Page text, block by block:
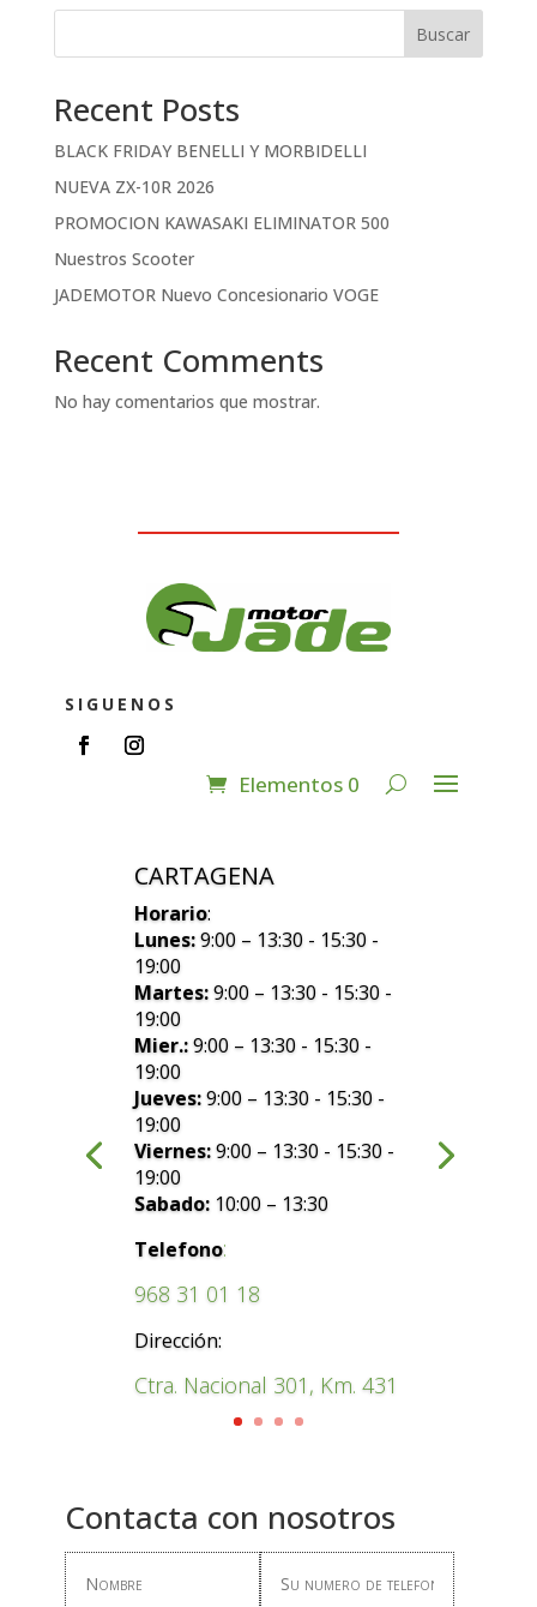
Buscar
Recent Posts
BLACK FRIDAY BENELLI Y MORBIDELLI
NUEVA ZX-10R 2026
PROMOCION KAWASAKI ELIMINATOR 500
Nuestros Scooter
JADEMOTOR Nuevo Concesionario VOGE
Recent Comments
No hay comentarios que mostrar.
SIGUENOS
Elementos 0
CARTAGENA
Horario:
Lunes:9:00 – 13:30 - 15:30 -
19:00
Martes:9:00 – 13:30 - 15:30 -
19:00
Mier.:9:00 – 13:30 - 15:30 -
19:00
Jueves:9:00 – 13:30 - 15:30 -
19:00
Viernes:9:00 – 13:30 - 15:30 -
19:00
Sabado: 10:00 – 13:30
Telefono:
968 31 01 18
Dirección:
Ctra. Nacional 301, Km. 431
Contacta con nosotros